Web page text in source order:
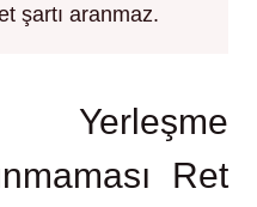
şartı aranmaz.
Yerleşme
Ret